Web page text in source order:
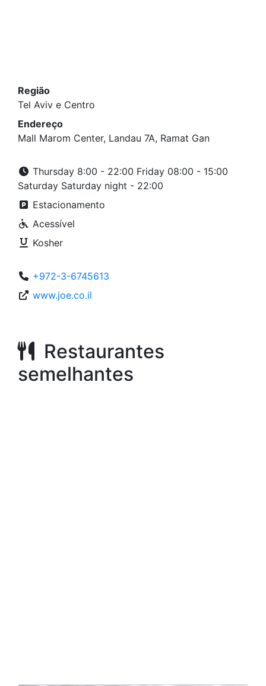
Região
Tel Aviv e Centro
Endereço
Mall Marom Center, Landau 7A, Ramat Gan
Thursday 8:00 - 22:00 Friday 08:00 - 15:00
Saturday Saturday night - 22:00
Estacionamento
Acessível
Kosher
+972-3-6745613
www.joe.co.il
Restaurantes
semelhantes